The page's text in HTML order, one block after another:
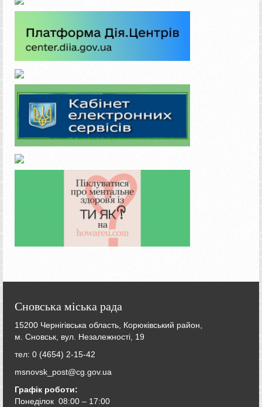
Сновська міська рада
15200 Чернігівська область, Корюківський район,
м. Сновськ, вул. Незалежності, 19
тел: 0 (4654) 2-15-42
msnovsk_post@cg.gov.ua
Графік роботи:
Понеділок 08:00 – 17:00